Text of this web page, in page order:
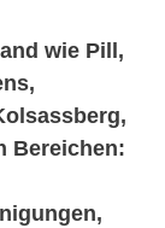
wie Pill,
Bereichen: